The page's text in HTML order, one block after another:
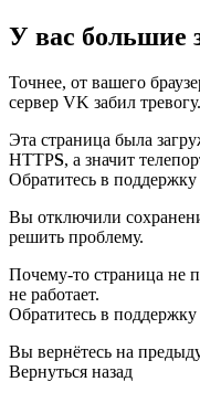
У вас большие
Точнее, от вашего
сервер VK забил тревогу.
Эта страница была
HTTPS, а значит
Обратитесь в поддержку
Вы отключили
решить проблему.
Почему-то страница не
не работает.
Обратитесь в поддержку
Вы вернётесь на
Вернуться назад